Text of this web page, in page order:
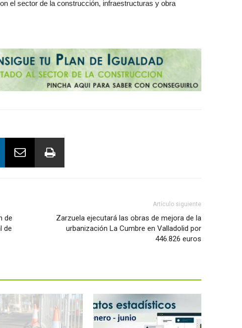
el sector de la construcción, infraestructuras y obra
de
de
Artículo siguiente
Zarzuela ejecutará las obras de mejora de la
urbanización La Cumbre en Valladolid por
446.826 euros